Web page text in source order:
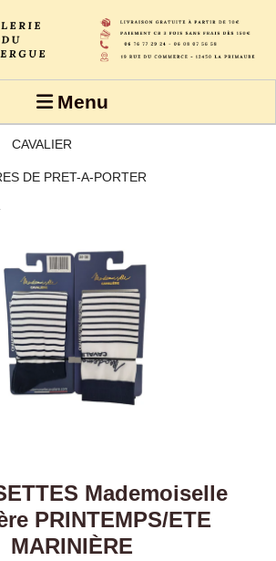
Menu
CAVALIER
DE PRET-A-PORTER
Mademoiselle Cavalière
MARINIÈRE
Mademoiselle
PRINTEMPS/ETE
MARINIÈRE